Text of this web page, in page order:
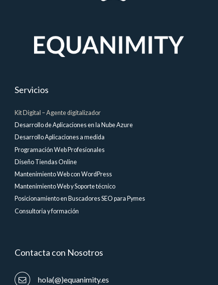
Servicios
Kit Digital – Agente digitalizador
Desarrollo de Aplicaciones en la Nube Azure
Desarrollo Aplicaciones a medida
Programación Web Profesionales
Diseño Tiendas Online
Mantenimiento Web con WordPress
Mantenimiento Web y Soporte técnico
Posicionamiento en Buscadores SEO para Pymes
Consultoria y formación
Contacta con Nosotros
hola(@)equanimity.es